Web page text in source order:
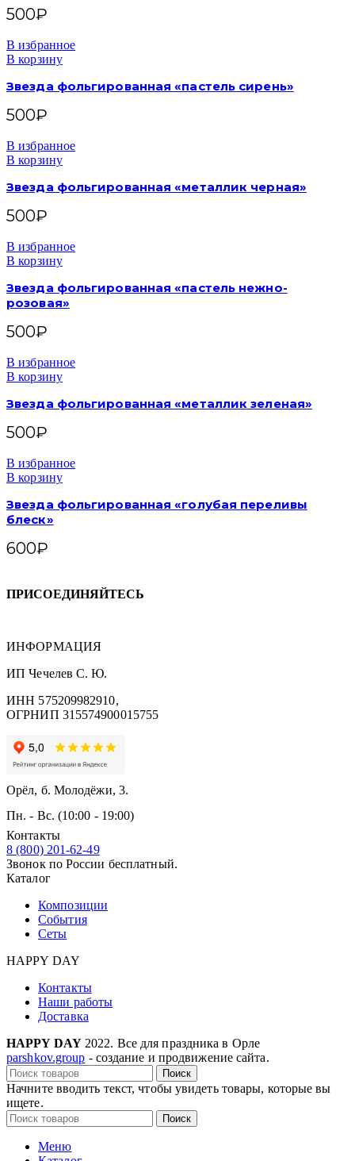
500₽
В избранное
В корзину
Звезда фольгированная «пастель сирень»
500₽
В избранное
В корзину
Звезда фольгированная «металлик черная»
500₽
В избранное
В корзину
Звезда фольгированная «пастель нежно-
розовая»
500₽
В избранное
В корзину
Звезда фольгированная «металлик зеленая»
500₽
В избранное
В корзину
Звезда фольгированная «голубая переливы
блеск»
600₽
ПРИСОЕДИНЯЙТЕСЬ
ИНФОРМАЦИЯ
ИП Чечелев С. Ю.
ИНН 575209982910,
ОГРНИП 315574900015755
Орёл, б. Молодёжи, 3.
Пн. - Вс. (10:00 - 19:00)
Контакты
8 (800) 201-62-49
Звонок по России бесплатный.
Каталог
Композиции
События
Сеты
HAPPY DAY
Контакты
Наши работы
Доставка
HAPPY DAY 2022. Все для праздника в Орле
parshkov.group - создание и продвижение сайта.
Поиск
Начните вводить текст, чтобы увидеть товары, которые вы
ищете.
Поиск
Меню